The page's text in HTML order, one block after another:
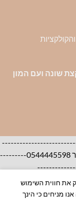
שונה ועם המון
-----------להזמנות סיטונאיות לעסקים צרו קשר 0544445598---------
את חווית השימוש
מניחים כי הינך